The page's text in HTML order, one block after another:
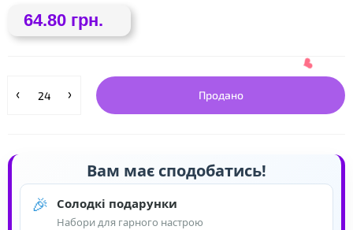
64.80 грн.
Продано
Вам має сподобатись!
🎉 Солодкі подарунки
Набори для гарного настрою